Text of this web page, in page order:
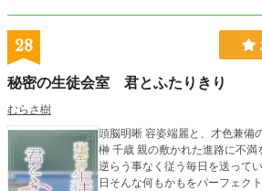
28
秘密の生徒会室 君とふたりきり
むらさ樹
頭脳明晰 容姿端麗と、才色兼備の高校１
榊 千歳 親の敷かれた進路に不満を持ちつつも、自らの運命に
逆らう事なく従う毎日を送っている 窮屈を感じつつも
日そんな何もかもをパーフェク